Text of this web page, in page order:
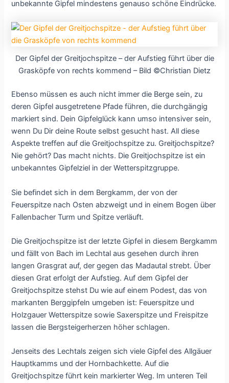
unbekannte Gipfel mindestens genauso schöne Eindrücke.
Der Gipfel der Greitjochspitze – der Aufstieg führt über die
Grasköpfe von rechts kommend – Bild ©Christian Dietz
Ebenso müssen es auch nicht immer die Berge sein, zu
deren Gipfel ausgetretene Pfade führen, die durchgängig
markiert sind. Dein Gipfelglück kann umso intensiver sein,
wenn Du Dir deine Route selbst gesucht hast. All diese
Aspekte treffen auf die Greitjochspitze zu. Greitjochspitze?
Nie gehört? Das macht nichts. Die Greitjochspitze ist ein
unbekanntes Gipfelziel in der Wetterspitzgruppe.
Sie befindet sich in dem Bergkamm, der von der
Feuerspitze nach Osten abzweigt und in einem Bogen über
Fallenbacher Turm und Spitze verläuft.
Die Greitjochspitze ist der letzte Gipfel in diesem Bergkamm
und fällt von Bach im Lechtal aus gesehen durch ihren
langen Grasgrat auf, der gegen das Madautal strebt. Über
diesen Grat erfolgt der Aufstieg. Auf dem Gipfel der
Greitjochspitze stehst Du wie auf einem Podest, das von
markanten Berggipfeln umgeben ist: Feuerspitze und
Holzgauer Wetterspitze sowie Saxerspitze und Freispitze
lassen die Bergsteigerherzen höher schlagen.
Jenseits des Lechtals zeigen sich viele Gipfel des Allgäuer
Hauptkamms und der Hornbachkette. Auf die
Greitjochspitze führt kein markierter Weg. Im unteren Teil